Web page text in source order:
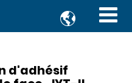

d'adhésif